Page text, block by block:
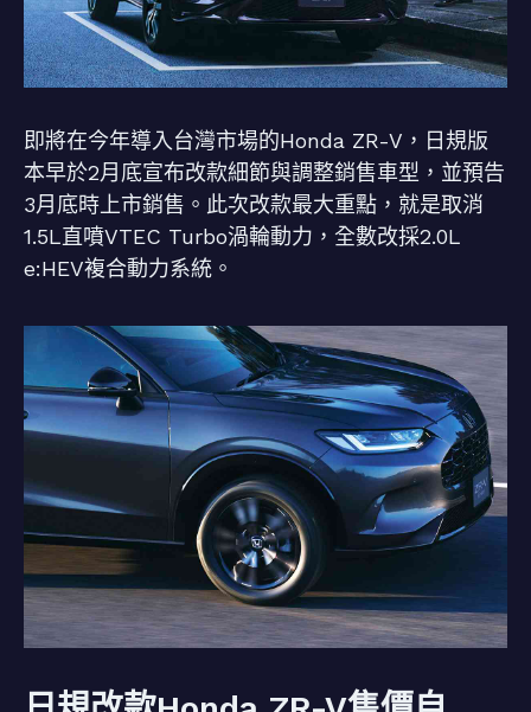
即將在今年導入台灣市場的Honda ZR-V，日規版
本早於2月底宣布改款細節與調整銷售車型，並預告
3月底時上市銷售。此次改款最大重點，就是取消
1.5L直噴VTEC Turbo渦輪動力，全數改採2.0L
e:HEV複合動力系統。